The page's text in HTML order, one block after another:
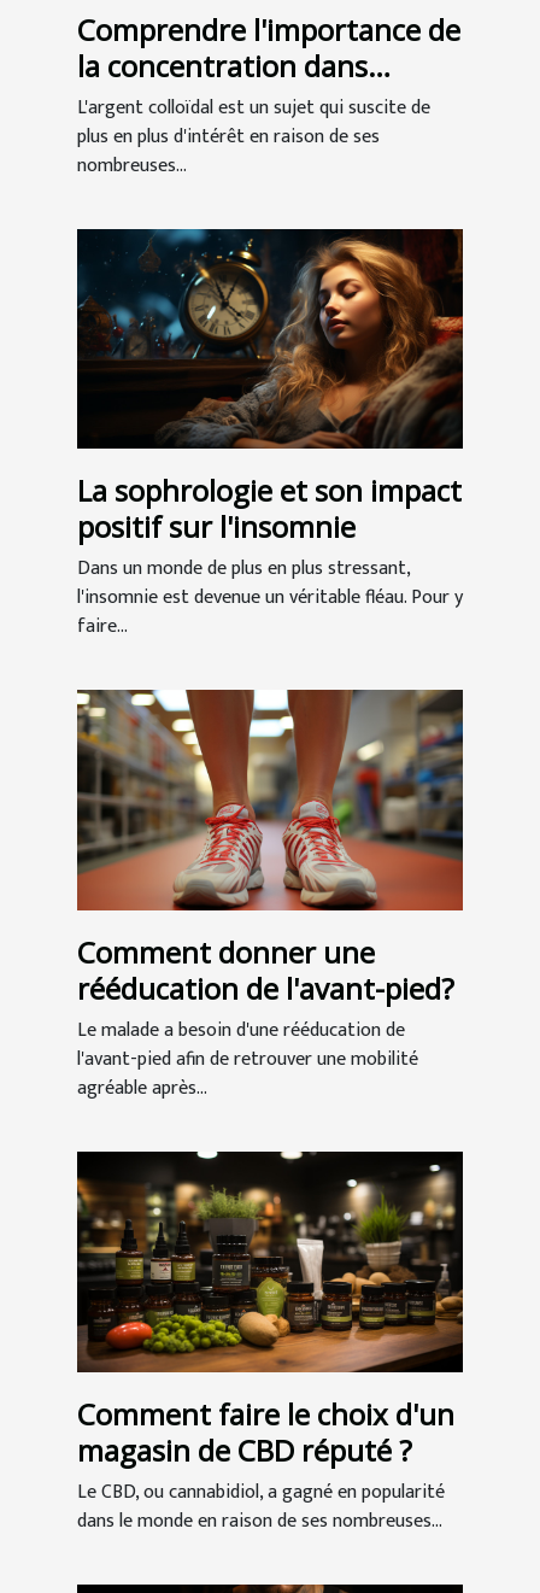
Comprendre l'importance de
la concentration dans
l'argent colloïdal
L'argent colloïdal est un sujet qui suscite de
plus en plus d'intérêt en raison de ses
nombreuses...
La sophrologie et son impact
positif sur l'insomnie
Dans un monde de plus en plus stressant,
l'insomnie est devenue un véritable fléau. Pour y
faire...
Comment donner une
rééducation de l'avant-pied?
Le malade a besoin d'une rééducation de
l'avant-pied afin de retrouver une mobilité
agréable après...
Comment faire le choix d'un
magasin de CBD réputé ?
Le CBD, ou cannabidiol, a gagné en popularité
dans le monde en raison de ses nombreuses...